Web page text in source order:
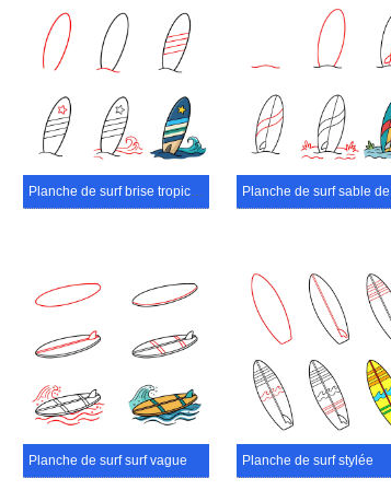
Planche de surf brise tropicale
Planche de surf surf vague Planche de surf stylée